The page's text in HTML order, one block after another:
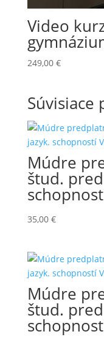
Video
249,00 €
Súvisiace
Múdre
štud.
35,00 €
Múdre
štud.